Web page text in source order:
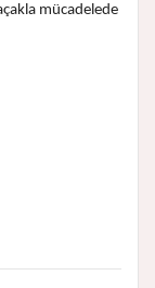
mücadelede